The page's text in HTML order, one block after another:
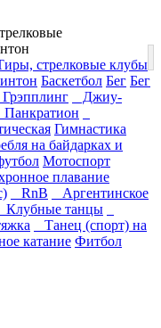
стрелковые клубы
Баскетбол Бег Бег
Грэпплинг
Джиу-
Панкратион
Гимнастика
на байдарках и
Мотоспорт
плавание
RnB
Аргентинское
Клубные танцы
Танец (спорт) на
катание Фитбол